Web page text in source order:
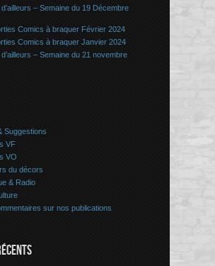
– Semaine du 19 Décembre
Comics à braquer Février 2024
Comics à braquer Janvier 2024
– Semaine du 21 novembre
Suggestions
VF
VO
du décors
& Radio
sur nos publications